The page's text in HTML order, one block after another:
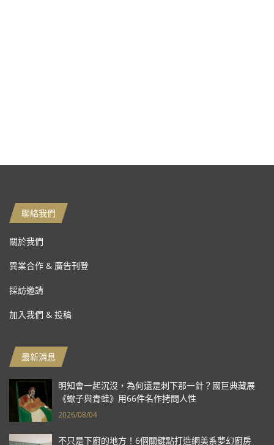
聯絡我們
關於我們
異業合作 & 廣告刊登
採訪邀請
加入我們 & 投稿
最新消息
明知會一起沉沒，為何還是刺下那一針？國巨典藏展
《蠍子與青蛙》用66件名作拷問人性
2026/08/04
不只是下廚的地方！6個關鍵點打造網美系夢幻廚房